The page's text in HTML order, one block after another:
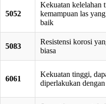
5052
Kekuatan kelelahan
kemampuan las
baik
5083
Resistensi korosi
biasa
6061
Kekuatan tinggi,
diperlakukan dengan